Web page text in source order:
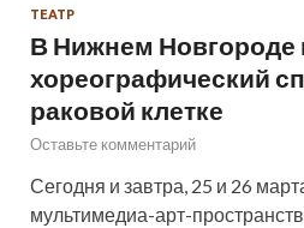
ТЕАТР
В Нижнем Новгороде
хореографический
раковой клетке
Оставьте комментарий
Сегодня и завтра, 25 и 26
мультимедиа-арт-